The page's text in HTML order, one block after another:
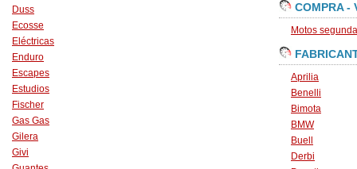
Duss
Ecosse
Eléctricas
Enduro
Escapes
Estudios
Fischer
Gas Gas
Gilera
Givi
COMPRA -
Motos
Aprilia
Benelli
Bimota
BMW
Buell
Derbi